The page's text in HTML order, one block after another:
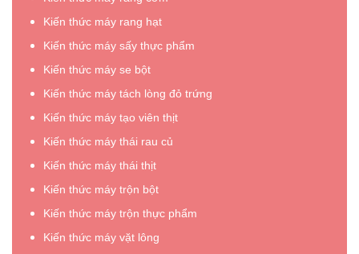
Kiến thức máy rang hạt
Kiến thức máy sấy thực phẩm
Kiến thức máy se bột
Kiến thức máy tách lòng đỏ trứng
Kiến thức máy tạo viên thịt
Kiến thức máy thái rau củ
Kiến thức máy thái thịt
Kiến thức máy trộn bột
Kiến thức máy trộn thực phẩm
Kiến thức máy vặt lông